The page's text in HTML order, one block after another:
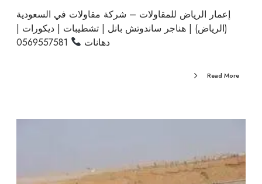
إعمار الرياض للمقاولات – شركة مقاولات في السعودية
(الرياض) | هناجر ساندوتش بانل | تشطيبات | ديكورات |
دهانات
Read More